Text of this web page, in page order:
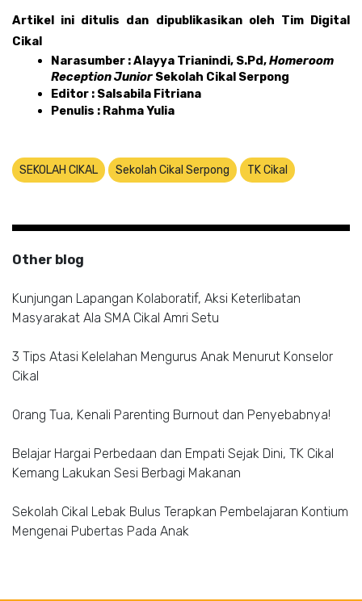
Artikel ini ditulis dan dipublikasikan oleh Tim Digital
Cikal
Narasumber : Alayya Trianindi, S.Pd, Homeroom
Reception Junior Sekolah Cikal Serpong
Editor : Salsabila Fitriana
Penulis : Rahma Yulia
SEKOLAH CIKAL Sekolah Cikal Serpong TK Cikal
Other blog
Kunjungan Lapangan Kolaboratif, Aksi Keterlibatan
Masyarakat Ala SMA Cikal Amri Setu
3 Tips Atasi Kelelahan Mengurus Anak Menurut Konselor
Cikal
Orang Tua, Kenali Parenting Burnout dan Penyebabnya!
Belajar Hargai Perbedaan dan Empati Sejak Dini, TK Cikal
Kemang Lakukan Sesi Berbagi Makanan
Sekolah Cikal Lebak Bulus Terapkan Pembelajaran Kontium
Mengenai Pubertas Pada Anak